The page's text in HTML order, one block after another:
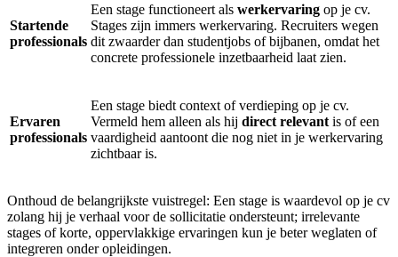
Startende
professionals
Een stage functioneert als werkervaring op je cv.
Stages zijn immers werkervaring. Recruiters wegen
dit zwaarder dan studentjobs of bijbanen, omdat het
concrete professionele inzetbaarheid laat zien.
Ervaren
professionals
Een stage biedt context of verdieping op je cv.
Vermeld hem alleen als hij direct relevant is of een
vaardigheid aantoont die nog niet in je werkervaring
zichtbaar is.
Onthoud de belangrijkste vuistregel: Een stage is waardevol op je cv
zolang hij je verhaal voor de sollicitatie ondersteunt; irrelevante
stages of korte, oppervlakkige ervaringen kun je beter weglaten of
integreren onder opleidingen.